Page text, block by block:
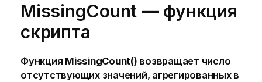
MissingCount — функция
скрипта
Функция MissingCount() возвращает число
отсутствующих значений, агрегированных в